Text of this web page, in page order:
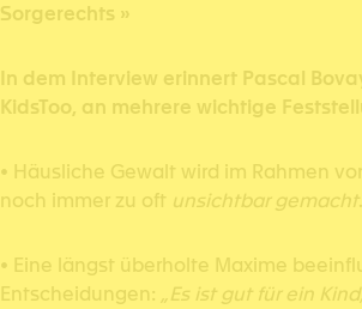
Sorgerechts »
In dem Interview erinnert Pascal
KidsToo, an mehrere wichtige
• Häusliche Gewalt wird im Rahmen
noch immer zu oft unsichtbar gemacht.
• Eine längst überholte Maxime
Entscheidungen: „Es ist gut für ein